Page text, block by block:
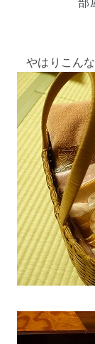
やはりこん